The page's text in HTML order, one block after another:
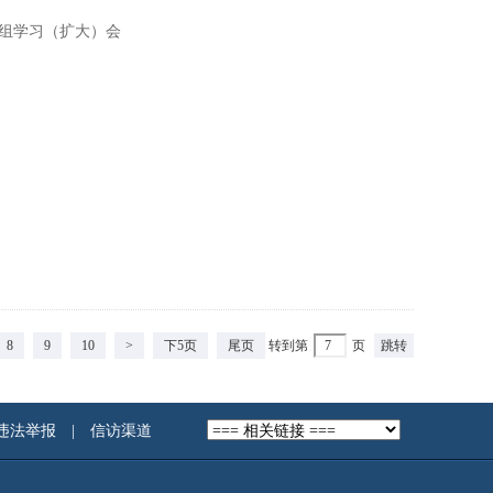
学习（扩大）会
8 9 10 > 下5页 尾页 转到第 页
法举报 信访渠道